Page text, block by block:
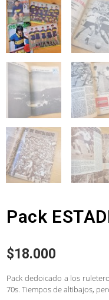
Pack
$18.000
Pack dedoicado a los
70s. Tiempos de altibajos,